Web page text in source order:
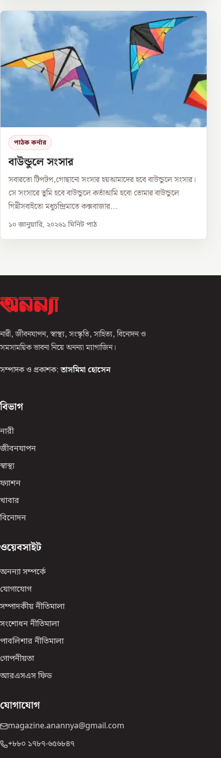
পাঠক কর্নার
বাউন্ডুলে সংসার
সবারতো টিপটপ,গোছানো সংসার হয়আমাদের হবে বাউন্ডুলে সংসার।
সে সংসারে তুমি হবে বাউন্ডুলে কর্তাআমি হবো তোমার বাউন্ডুলে
গিন্নীসবাইতো মধুচন্দ্রিমাতে কক্সবাজার...
১০ জানুয়ারি, ২০২৬১ মিনিট পাঠ
নারী, জীবনযাপন, স্বাস্থ্য, সংস্কৃতি, সাহিত্য, বিনোদন ও
সমসাময়িক ভাবনা নিয়ে অনন্যা ম্যাগাজিন।
সম্পাদক ও প্রকাশক: তাসমিমা হোসেন
বিভাগ
নারী
জীবনযাপন
স্বাস্থ্য
ফ্যাশন
খাবার
বিনোদন
ওয়েবসাইট
অনন্যা সম্পর্কে
যোগাযোগ
সম্পাদকীয় নীতিমালা
সংশোধন নীতিমালা
পাবলিশার নীতিমালা
গোপনীয়তা
আরএসএস ফিড
যোগাযোগ
magazine.anannya@gmail.com
+৮৮০ ১৭৮৭-৬৫৬৮৪৭